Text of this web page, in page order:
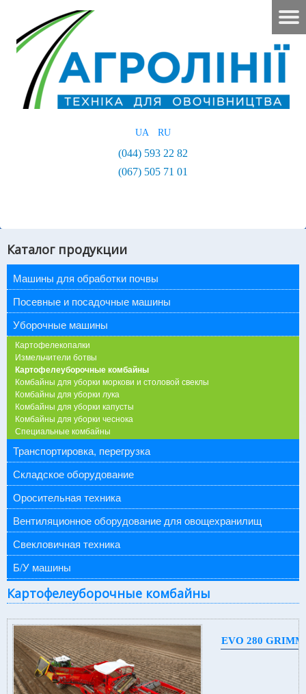
UA RU
(044) 593 22 82
(067) 505 71 01
Каталог продукции
Машины для обработки почвы
Посевные и посадочные машины
Уборочные машины
Картофелекопалки
Измельчители ботвы
Картофелеуборочные комбайны
Комбайны для уборки моркови и столовой свеклы
Комбайны для уборки лука
Комбайны для уборки капусты
Комбайны для уборки чеснока
Специальные комбайны
Транспортировка, перегрузка
Складское оборудование
Оросительная техника
Вентиляционное оборудование для овощехранилищ
Свекловичная техника
Б/У машины
Картофелеуборочные комбайны
EVO 280